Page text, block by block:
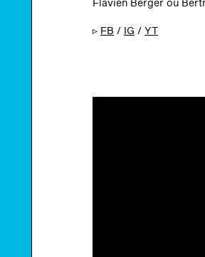
Flavien Berger ou
▹ FB / IG /YT